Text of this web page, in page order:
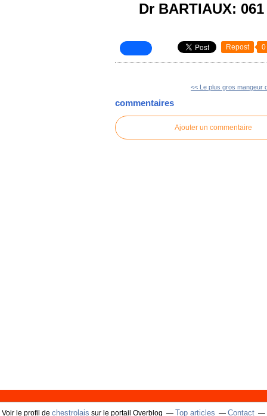
Dr BARTIAUX:
Repost 0
<< Le plus gros mangeur
commentaires
Ajouter un commentaire
Voir le profil de chestrolais sur le portail Overblog Top articles Contact